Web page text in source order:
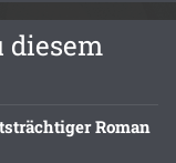
diesem
Roman